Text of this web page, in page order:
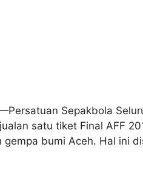
Sepakbola
satu tiket Final AFF
gempa bumi Aceh. Hal ini